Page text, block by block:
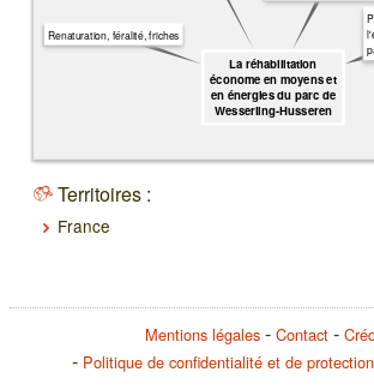
La réhabilitation
économe en moyens et
en énergies du parc de
Wesserling-Husseren
Renaturation, féralité, friches
Territoires :
France
Mentions légales Contact
Politique de confidentialité et de